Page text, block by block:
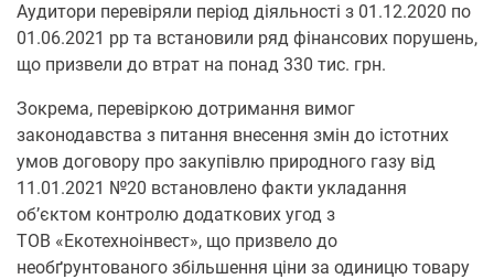
Аудитори перевіряли період діяльності з 01.12.2020 по
01.06.2021 рр та встановили ряд фінансових порушень,
що призвели до втрат на понад 330 тис. грн.
Зокрема, перевіркою дотримання вимог
законодавства з питання внесення змін до істотних
умов договору про закупівлю природного газу від
11.01.2021 №20 встановлено факти укладання
об’єктом контролю додаткових угод з
ТОВ «Екотехноінвест», що призвело до
необґрунтованого збільшення ціни за одиницю товару